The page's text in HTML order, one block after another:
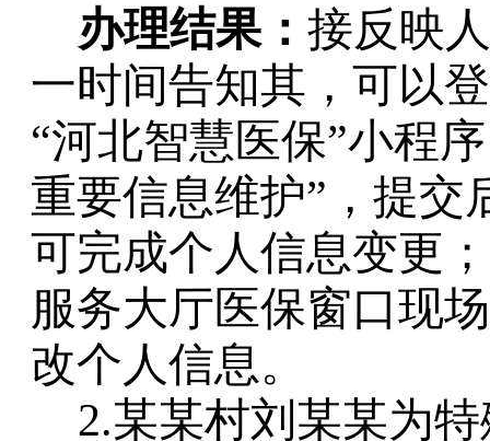
办理结果： 接反映
一时间告知其，可以
“河北智慧医保”小程
重要信息维护”，提交
可完成个人信息变更
服务大厅医保窗口现
改个人信息。
2.某某村刘某某为